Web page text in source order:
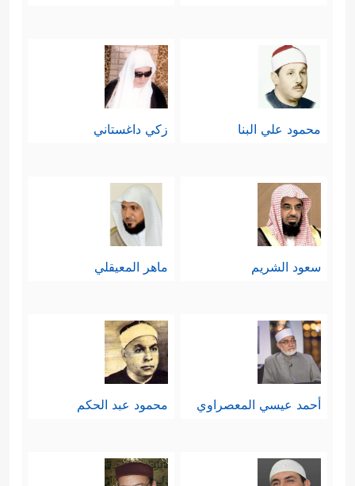
محمود علي البنا زكي داغستاني
سعود الشريم ماهر المعيقلي
أحمد عيسي المعصراوي محمود عبد الحكم